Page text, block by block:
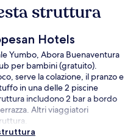
struttura
Hotels
Yumbo, Abora Buenaventura
per bambini (gratuito).
serve la colazione, il pranzo e
in una delle 2 piscine
includono 2 bar a bordo
Altri viaggiatori